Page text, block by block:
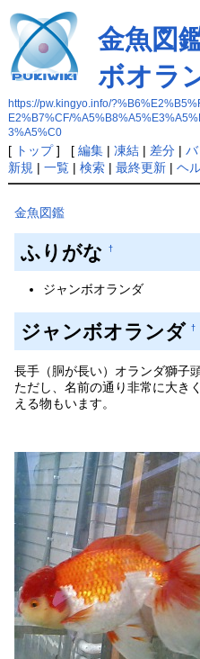
金魚図
ボオラ
https://pw.kingyo.info/
E2%B7%CF/
3%A5%C0
[ トップ] [ 編集| 凍結| 差分|
新規 | 一覧| 検索| 最終更新| ヘ
金魚図鑑
ふりがな †
ジャンボオランダ
ジャンボオランダ †
長手（胴が長い）オランダ獅子頭
ただし、名前の通り非常に大き
える物もいます。